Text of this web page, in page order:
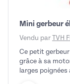
Mini gerbeur
Vendu par TVH
Ce petit
grâce à sa
larges poignées